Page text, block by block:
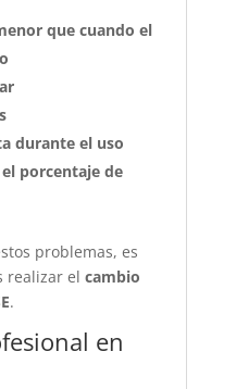
que cuando el
durante el uso
porcentaje de
problemas, es
realizar el cambio
.
en